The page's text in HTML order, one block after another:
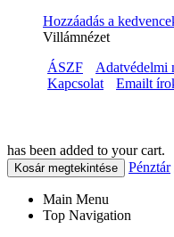
Hozzáadás a
Villámnézet
ÁSZF
Adatvédelmi
Kapcsolat
Emailt
has been added to your cart.
Kosár megtekintése Pénztár
Main Menu
Top Navigation